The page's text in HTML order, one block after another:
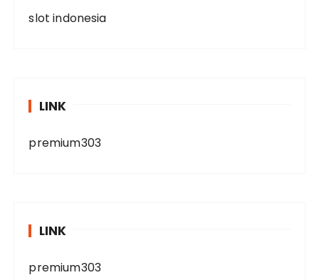
slot indonesia
LINK
premium303
LINK
premium303